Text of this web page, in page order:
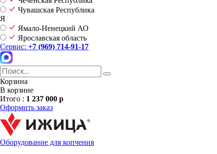
Чувашская Республика
Я
Ямало-Ненецкий АО
Ярославская область
Сервис: +7 (969) 714-91-17
Корзина
В корзине
Итого : 1 237 000 р
Оформить заказ
Оборудование для копчения